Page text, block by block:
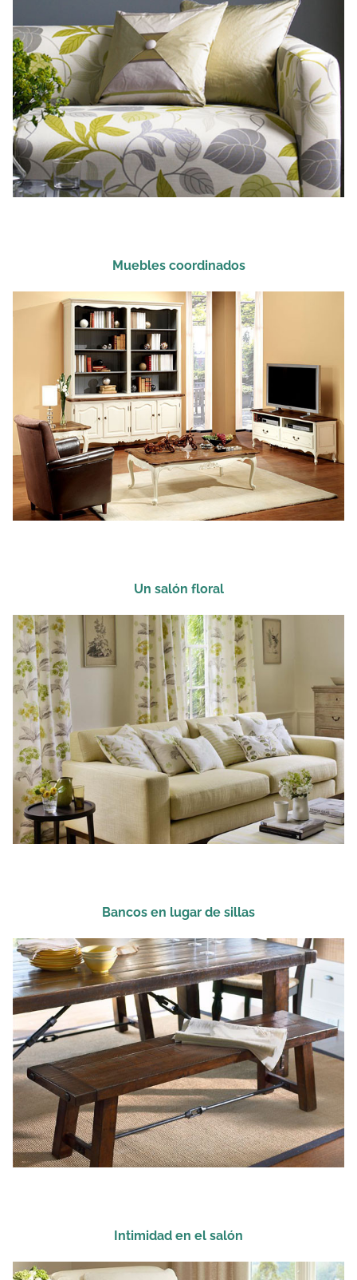
Muebles coordinados
Un salón floral
Bancos en lugar de sillas
Intimidad en el salón